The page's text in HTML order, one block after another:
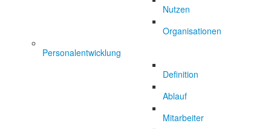
Nutzen
Organisationen
Personalentwicklung
Definition
Ablauf
Mitarbeiter